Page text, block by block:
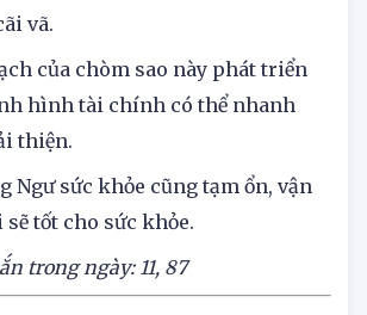
vã.
của chòm sao này phát triển
hình tài chính có thể nhanh
thiện.
Ngư sức khỏe cũng tạm ổn, vận
tốt cho sức khỏe.
trong ngày: 11, 87